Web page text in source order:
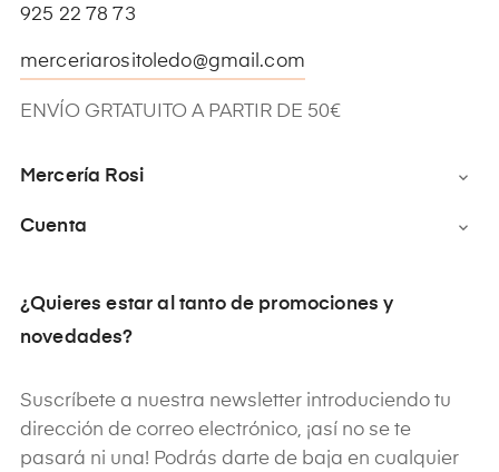
925 22 78 73
merceriarositoledo@gmail.com
ENVÍO GRTATUITO A PARTIR DE 50€
Mercería Rosi 
Cuenta 
¿Quieres estar al tanto de promociones y
novedades?
Suscríbete a nuestra newsletter introduciendo tu
dirección de correo electrónico, ¡así no se te
pasará ni una! Podrás darte de baja en cualquier